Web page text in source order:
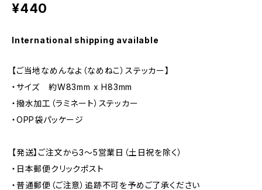
¥440
International shipping available
【ご当地なめんなよ（なめねこ）ステッカー】
・サイズ 約W83mm x H83mm
・撥水加工（ラミネート）ステッカー
・OPP袋パッケージ
【発送】ご注文から3〜5営業日（土日祝を除く）
・日本郵便クリックポスト
・普通郵便（ご注意）追跡不可を予めご了承ください